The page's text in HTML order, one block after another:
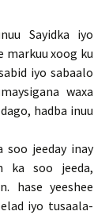
Sayidka iyo
markuu xoog ku
iyo sabaalo
waxa
hadba inuu
soo jeeday inay
ka soo jeeda,
hase yeeshee
iyo tusaala-